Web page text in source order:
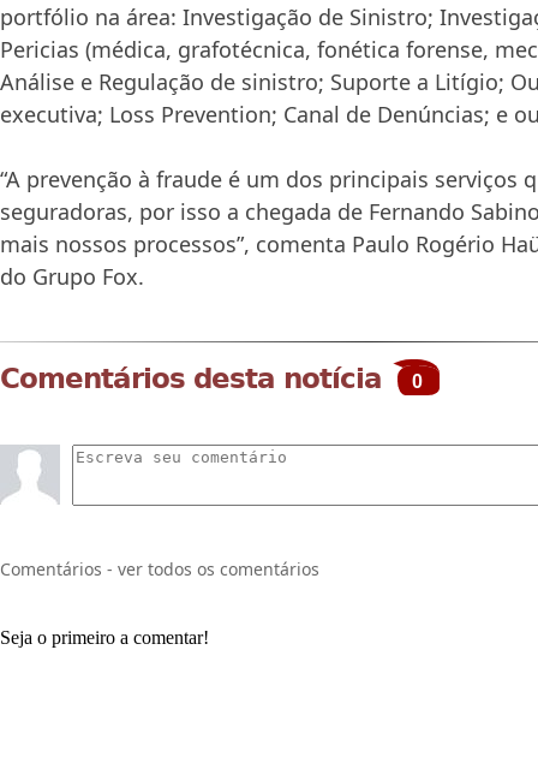
portfólio na área: Investigação de Sinistro;
Pericias (médica, grafotécnica, fonética forense,
Análise e Regulação de sinistro; Suporte a Litígio;
executiva; Loss Prevention; Canal de Denúncias; e
“A prevenção à fraude é um dos principais serviços
seguradoras, por isso a chegada de Fernando
mais nossos processos”, comenta Paulo Rogério
do Grupo Fox.
Comentários desta notícia 0
Comentários - ver todos os comentários
Seja o primeiro a comentar!